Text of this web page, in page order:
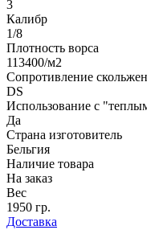
3
Калибр
1/8
Плотность ворса
113400/м2
Сопротивление
DS
Использование с
Да
Страна изготовитель
Бельгия
Наличие товара
На заказ
Вес
1950 гр.
Доставка